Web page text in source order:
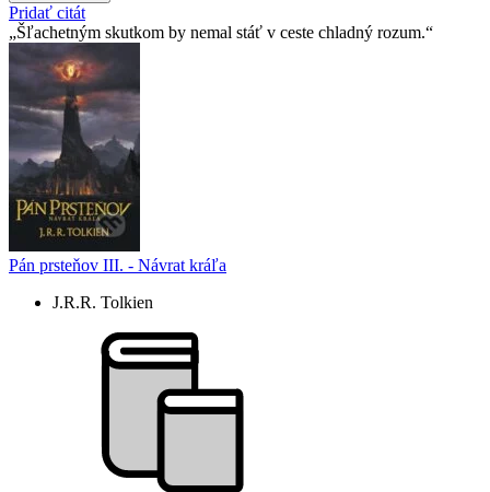
Pridať citát
Šľachetným skutkom by nemal stáť v ceste chladný rozum.
Pán prsteňov III. - Návrat kráľa
J.R.R. Tolkien